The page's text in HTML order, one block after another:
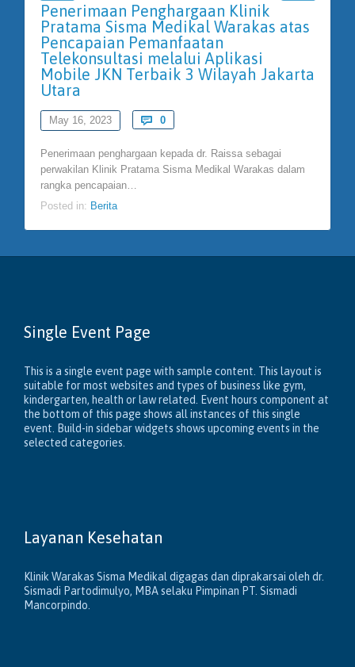
Penerimaan Penghargaan Klinik
Pratama Sisma Medikal Warakas atas
Pencapaian Pemanfaatan
Telekonsultasi melalui Aplikasi
Mobile JKN Terbaik 3 Wilayah Jakarta
Utara
May 16, 2023  0Comments
Penerimaan penghargaan kepada dr. Raissa sebagai
perwakilan Klinik Pratama Sisma Medikal Warakas dalam
rangka pencapaian…
Posted in: Berita
Single Event Page
This is a single event page with sample content. This layout is
suitable for most websites and types of business like gym,
kindergarten, health or law related. Event hours component at
the bottom of this page shows all instances of this single
event. Build-in sidebar widgets shows upcoming events in the
selected categories.
Layanan Kesehatan
Klinik Warakas Sisma Medikal digagas dan diprakarsai oleh dr.
Sismadi Partodimulyo, MBA selaku Pimpinan PT. Sismadi
Mancorpindo.